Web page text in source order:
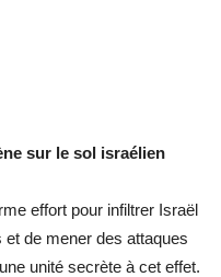
sur le sol israélien
effort pour infiltrer Israël
de mener des attaques
unité secrète à cet effet.